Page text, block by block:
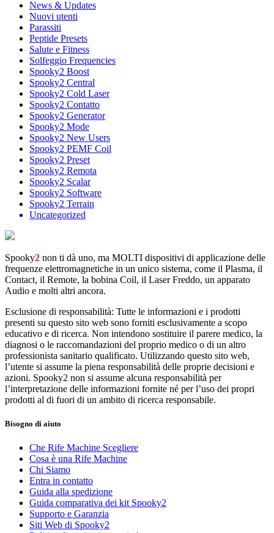
News & Updates
Nuovi utenti
Parassiti
Peptide Presets
Salute e Fitness
Solfeggio Frequencies
Spooky2 Boost
Spooky2 Central
Spooky2 Cold Laser
Spooky2 Contatto
Spooky2 Generator
Spooky2 Mode
Spooky2 New Users
Spooky2 PEMF Coil
Spooky2 Preset
Spooky2 Remota
Spooky2 Scalar
Spooky2 Software
Spooky2 Terrain
Uncategorized
Spooky2 non ti dà uno, ma MOLTI dispositivi di applicazione delle
frequenze elettromagnetiche in un unico sistema, come il Plasma, il
Contact, il Remote, la bobina Coil, il Laser Freddo, un apparato
Audio e molti altri ancora.
Esclusione di responsabilità: Tutte le informazioni e i prodotti
presenti su questo sito web sono forniti esclusivamente a scopo
educativo e di ricerca. Non intendono sostituire il parere medico, la
diagnosi o le raccomandazioni del proprio medico o di un altro
professionista sanitario qualificato. Utilizzando questo sito web,
l’utente si assume la piena responsabilità delle proprie decisioni e
azioni. Spooky2 non si assume alcuna responsabilità per
l’interpretazione delle informazioni fornite né per l’uso dei propri
prodotti al di fuori di un ambito di ricerca responsabile.
Bisogno di aiuto
Che Rife Machine Scegliere
Cosa è una Rife Machine
Chi Siamo
Entra in contatto
Guida alla spedizione
Guida comparativa dei kit Spooky2
Supporto e Garanzia
Siti Web di Spooky2